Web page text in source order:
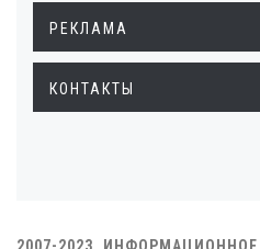
РЕКЛАМА
КОНТАКТЫ